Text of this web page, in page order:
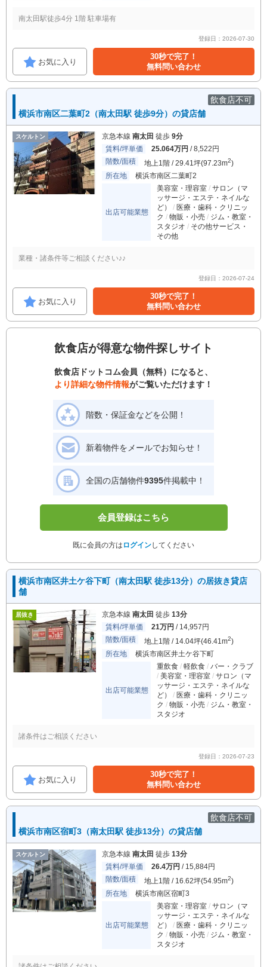
南太田駅徒歩4分 1階 駐車場有
登録日：2026-07-30
お気に入り
30秒で完了！
無料問い合わせ
飲食店不可
横浜市南区二葉町2（南太田駅 徒歩9分）の貸店舗
スケルトン 京急本線 南太田 徒歩 9分
賃料/坪単価
25.064万円 / 8,522円
階数/面積
地上1階 / 29.41坪(97.23m2)
所在地
横浜市南区二葉町2
出店可能業態
美容室・理容室
サロン（マ
ッサージ・エステ・ネイルな
ど）
医療・歯科・クリニッ
ク
物販・小売
ジム・教室・
スタジオ
その他サービス・
その他
業種・諸条件等ご相談ください♪♪
登録日：2026-07-24
お気に入り
30秒で完了！
無料問い合わせ
飲食店が得意な物件探しサイト
飲食店ドットコム会員（無料）になると、
より詳細な物件情報がご覧いただけます！
階数・保証金などを公開！
新着物件をメールでお知らせ！
全国の店舗物件9395件掲載中！
会員登録はこちら
既に会員の方は ログインしてください
横浜市南区井土ケ谷下町（南太田駅 徒歩13分）の居抜き貸店
舗
居抜き 京急本線 南太田 徒歩 13分
賃料/坪単価
21万円 / 14,957円
階数/面積
地上1階 / 14.04坪(46.41m2)
所在地
横浜市南区井土ケ谷下町
出店可能業態
重飲食 軽飲食
バー・クラブ
美容室・理容室
サロン（マ
ッサージ・エステ・ネイルな
ど）
医療・歯科・クリニッ
ク
物販・小売
ジム・教室・
スタジオ
諸条件はご相談ください
登録日：2026-07-23
お気に入り
30秒で完了！
無料問い合わせ
飲食店不可
横浜市南区宿町3（南太田駅 徒歩13分）の貸店舗
スケルトン 京急本線 南太田 徒歩 13分
賃料/坪単価
26.4万円 / 15,884円
階数/面積
地上1階 / 16.62坪(54.95m2)
所在地
横浜市南区宿町3
出店可能業態
美容室・理容室
サロン（マ
ッサージ・エステ・ネイルな
ど）
医療・歯科・クリニッ
ク
物販・小売
ジム・教室・
スタジオ